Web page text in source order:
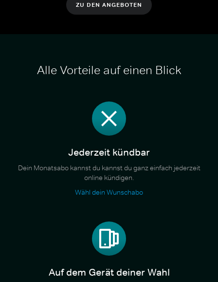
ZU DEN ANGEBOTEN
Alle Vorteile auf einen Blick
Jederzeit kündbar
Dein Monatsabo kannst du kannst du ganz einfach jederzeit
online kündigen.
Wähl dein Wunschabo
Auf dem Gerät deiner Wahl